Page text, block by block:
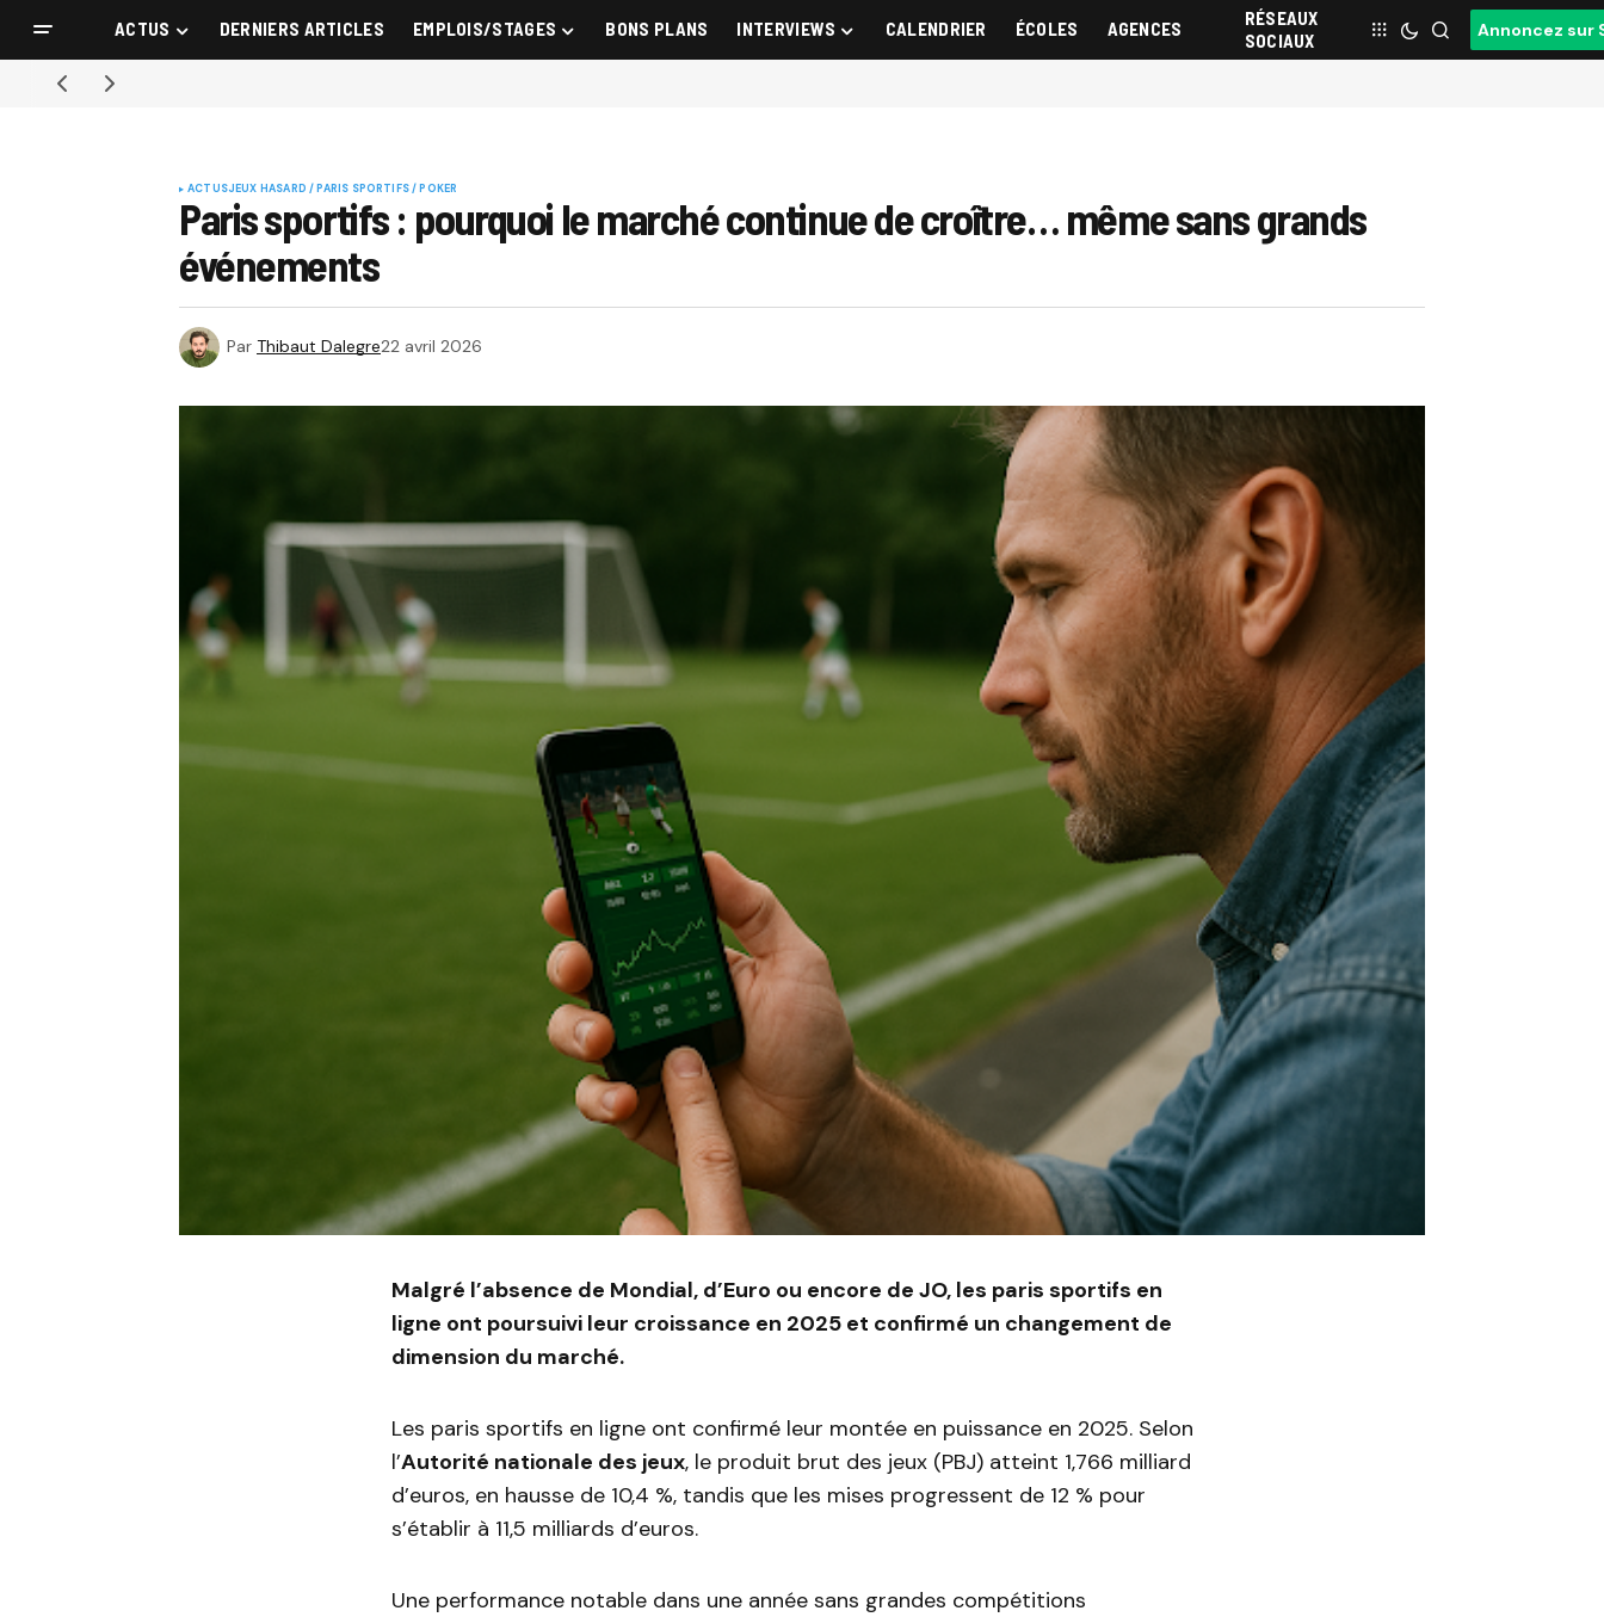
ACTUS DERNIERS ARTICLES EMPLOIS/STAGES BONS PLANS INTERVIEWS CALENDRIER ÉCOLES AGENCES
RÉSEAUX
SOCIAUX
Annoncez sur
ACTUSJEUX HASARD / PARIS SPORTIFS / POKER
Paris sportifs : pourquoi le marché continue de croître… même sans grands
événements
Par Thibaut Dalegre22 avril 2026
Malgré l’absence de Mondial, d’Euro ou encore de JO, les paris sportifs en
ligne ont poursuivi leur croissance en 2025 et confirmé un changement de
dimension du marché.
Les paris sportifs en ligne ont confirmé leur montée en puissance en 2025. Selon
l’Autorité nationale des jeux, le produit brut des jeux (PBJ) atteint 1,766 milliard
d’euros, en hausse de 10,4 %, tandis que les mises progressent de 12 % pour
s’établir à 11,5 milliards d’euros.
Une performance notable dans une année sans grandes compétitions